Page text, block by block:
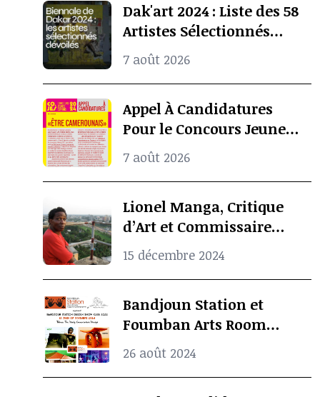
Dak'art 2024 : Liste des 58
Artistes Sélectionnés
Pour l’Exposition
Internationale De La
Biennale De Dakar
7 août 2026
Appel À Candidatures
Pour le Concours Jeunes
Espoirs 2024 (COJES)
7 août 2026
Lionel Manga, Critique
d’Art et Commissaire
d’Exposition
Camerounais est mort à
l’âge de 69 ans
15 décembre 2024
Bandjoun Station et
Foumban Arts Room
Présentent le Badjoun
Station Design Showcase
2024
26 août 2024